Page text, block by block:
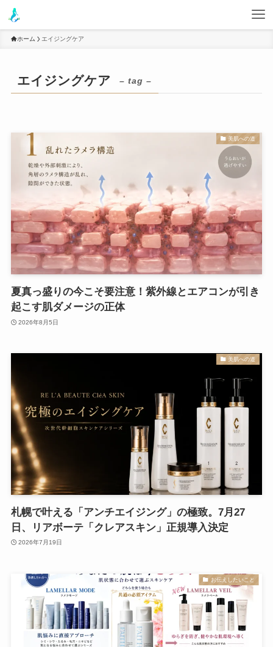
ホーム エイジングケア
エイジングケア – tag –
美肌への道
夏真っ盛りの今こそ要注意！紫外線とエアコンが引き
起こす肌ダメージの正体
2026年8月5日
美肌への道
札幌で叶える「アンチエイジング」の極致。7月27
日、リアボーテ「クレアスキン」正規導入決定
2026年7月19日
お伝えしたいこと